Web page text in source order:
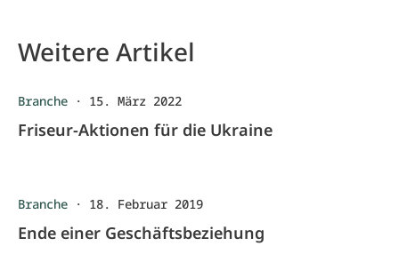
Weitere Artikel
Branche · 15. März 2022
Friseur-Aktionen für die Ukraine
Branche · 18. Februar 2019
Ende einer Geschäftsbeziehung